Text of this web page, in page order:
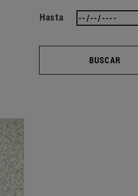
Hasta
BUSCAR